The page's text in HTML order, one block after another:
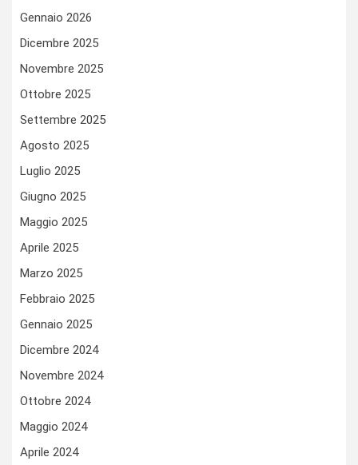
Gennaio 2026
Dicembre 2025
Novembre 2025
Ottobre 2025
Settembre 2025
Agosto 2025
Luglio 2025
Giugno 2025
Maggio 2025
Aprile 2025
Marzo 2025
Febbraio 2025
Gennaio 2025
Dicembre 2024
Novembre 2024
Ottobre 2024
Maggio 2024
Aprile 2024